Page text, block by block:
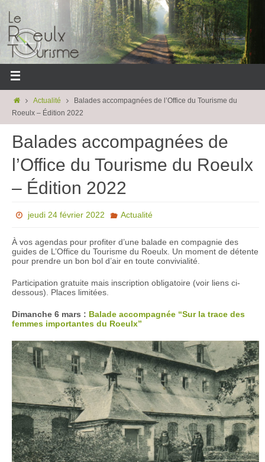
Actualité
Balades accompagnées de l’Office du Tourisme du
Roeulx – Édition 2022
Balades accompagnées de
l’Office du Tourisme du Roeulx
– Édition 2022
jeudi 24 février 2022 Actualité
À vos agendas pour profiter d’une balade en compagnie des
guides de L’Office du Tourisme du Roeulx. Un moment de détente
pour prendre un bon bol d’air en toute convivialité.
Participation gratuite mais inscription obligatoire (voir liens ci-
dessous). Places limitées.
Dimanche 6 mars : Balade accompagnée “Sur la trace des
femmes importantes du Roeulx”